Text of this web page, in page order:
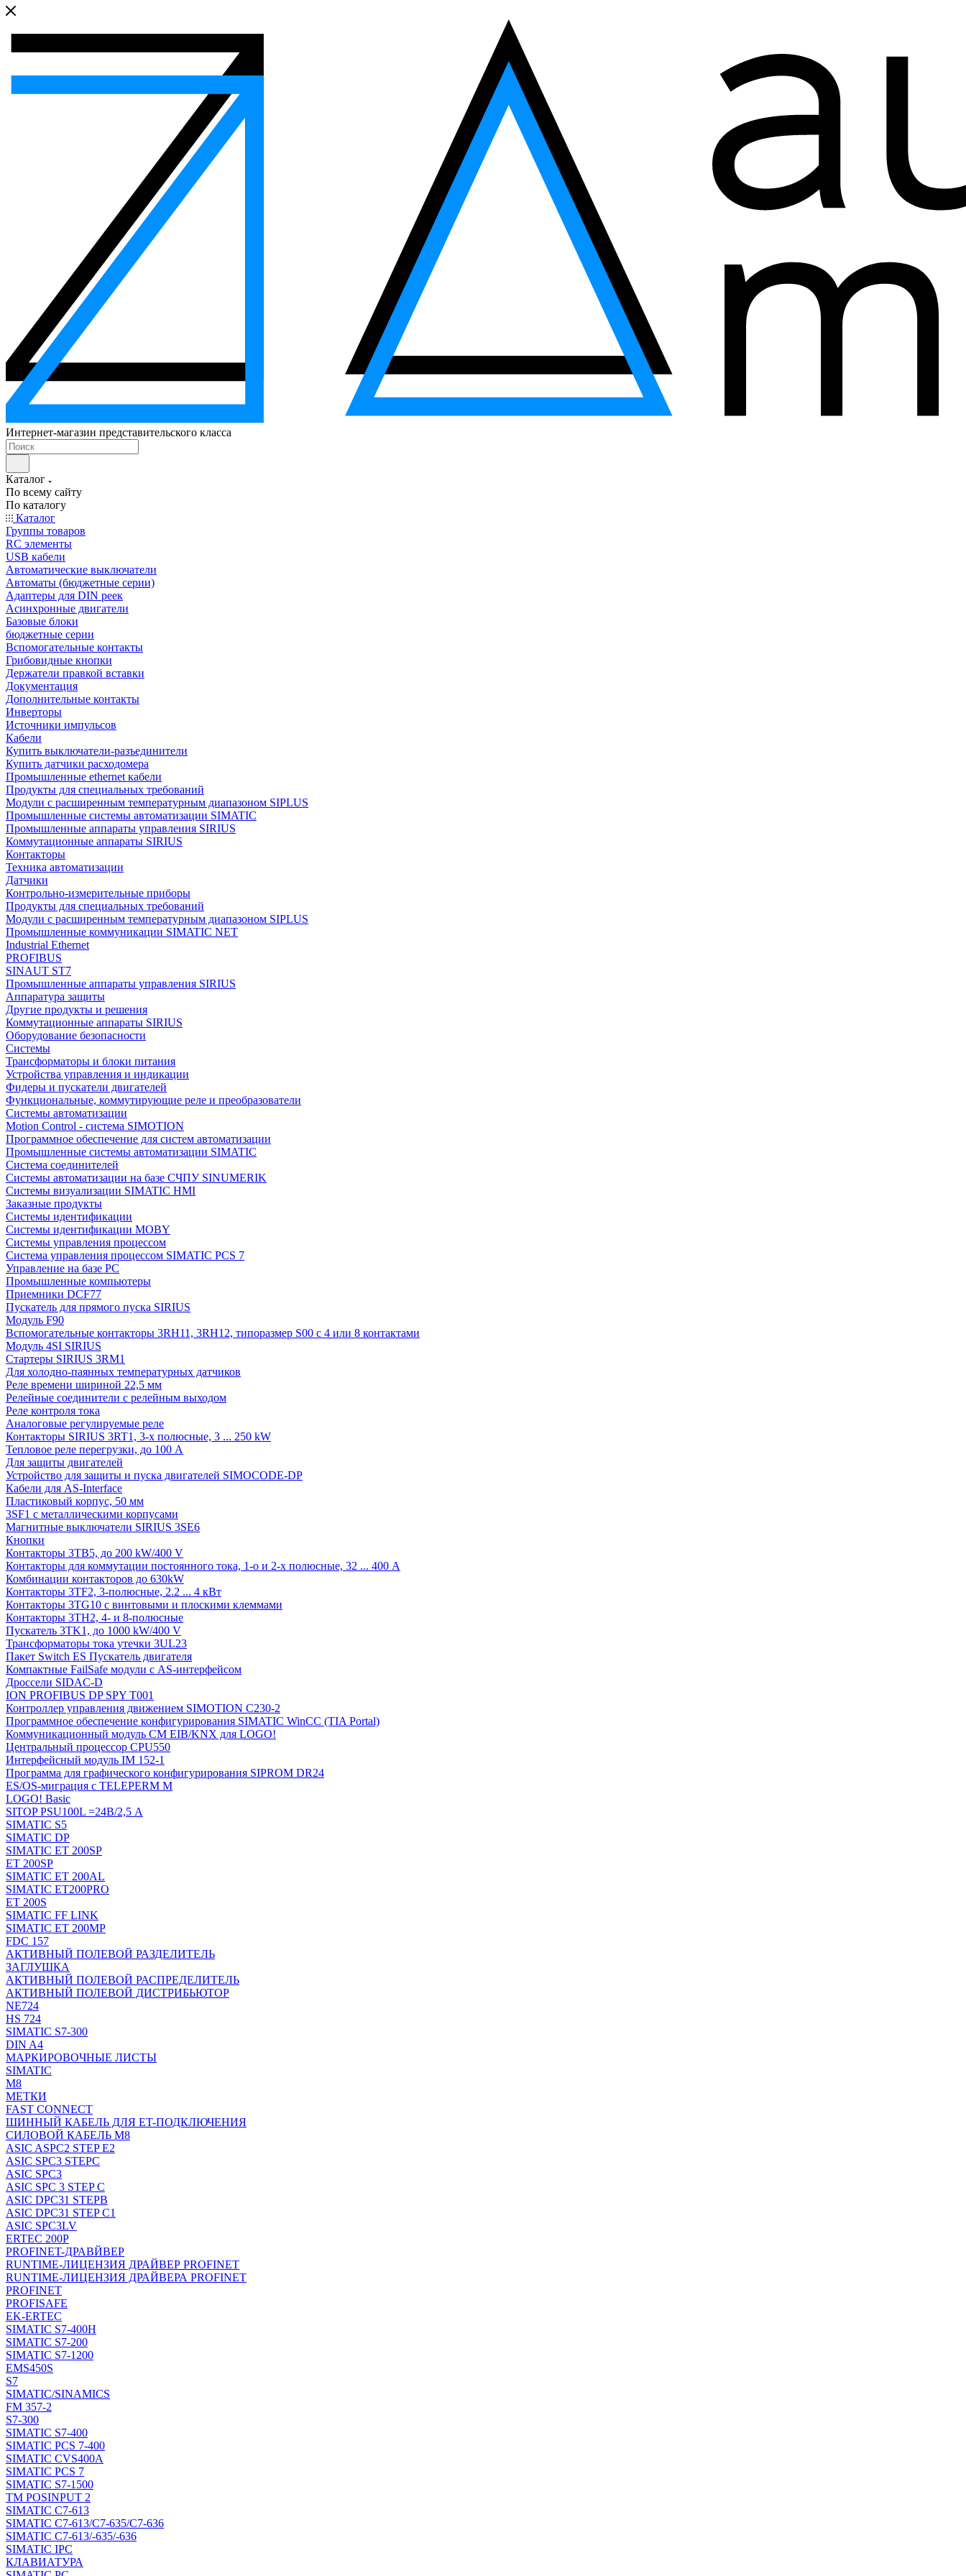
Интернет-магазин представительского класса
Каталог
По всему сайту
По каталогу
Каталог
Группы товаров
RC элементы
USB кабели
Автоматические выключатели
Автоматы (бюджетные серии)
Адаптеры для DIN реек
Асинхронные двигатели
Базовые блоки
бюджетные серии
Вспомогательные контакты
Грибовидные кнопки
Держатели правкой вставки
Документация
Дополнительные контакты
Инверторы
Источники импульсов
Кабели
Купить выключатели-разъединители
Купить датчики расходомера
Промышленные ethernet кабели
Продукты для специальных требований
Модули с расширенным температурным диапазоном SIPLUS
Промышленные системы автоматизации SIMATIC
Промышленные аппараты управления SIRIUS
Коммутационные аппараты SIRIUS
Контакторы
Техника автоматизации
Датчики
Контрольно-измерительные приборы
Продукты для специальных требований
Модули с расширенным температурным диапазоном SIPLUS
Промышленные коммуникации SIMATIC NET
Industrial Ethernet
PROFIBUS
SINAUT ST7
Промышленные аппараты управления SIRIUS
Аппаратура защиты
Другие продукты и решения
Коммутационные аппараты SIRIUS
Оборудование безопасности
Системы
Трансформаторы и блоки питания
Устройства управления и индикации
Фидеры и пускатели двигателей
Функциональные, коммутирующие реле и преобразователи
Системы автоматизации
Motion Control - система SIMOTION
Программное обеспечение для систем автоматизации
Промышленные системы автоматизации SIMATIC
Система соединителей
Системы автоматизации на базе СЧПУ SINUMERIK
Системы визуализации SIMATIC HMI
Заказные продукты
Системы идентификации
Системы идентификации MOBY
Системы управления процессом
Система управления процессом SIMATIC PCS 7
Управление на базе РС
Промышленные компьютеры
Приемники DCF77
Пускатель для прямого пуска SIRIUS
Модуль F90
Вспомогательные контакторы 3RH11, 3RH12, типоразмер S00 с 4 или 8 контактами
Модуль 4SI SIRIUS
Стартеры SIRIUS 3RM1
Для холодно-паянных температурных датчиков
Реле времени шириной 22,5 мм
Релейные соединители с релейным выходом
Реле контроля тока
Аналоговые регулируемые реле
Контакторы SIRIUS 3RT1, 3-х полюсные, 3 ... 250 kW
Тепловое реле перегрузки, до 100 A
Для защиты двигателей
Устройство для защиты и пуска двигателей SIMOCODE-DP
Кабели для AS-Interface
Пластиковый корпус, 50 мм
3SF1 с металлическими корпусами
Магнитные выключатели SIRIUS 3SE6
Кнопки
Контакторы 3TB5, до 200 kW/400 V
Контакторы для коммутации постоянного тока, 1-о и 2-х полюсные, 32 ... 400 A
Комбинации контакторов до 630kW
Контакторы 3TF2, 3-полюсные, 2.2 ... 4 кВт
Контакторы 3TG10 c винтовыми и плоскими клеммами
Контакторы 3TH2, 4- и 8-полюсные
Пускатель 3TK1, до 1000 kW/400 V
Трансформаторы тока утечки 3UL23
Пакет Switch ES Пускатель двигателя
Компактные FailSafe модули с AS-интерфейсом
Дроссели SIDAC-D
ION PROFIBUS DP SPY T001
Контроллер управления движением SIMOTION C230-2
Программное обеспечение конфигурирования SIMATIC WinCC (TIA Portal)
Коммуникационный модуль CM EIB/KNX для LOGO!
Центральный процессор CPU550
Интерфейсный модуль IM 152-1
Программа для графического конфигурирования SIPROM DR24
ES/OS-миграция с TELEPERM M
LOGO! Basic
SITOP PSU100L =24В/2,5 A
SIMATIC S5
SIMATIC DP
SIMATIC ET 200SP
ET 200SP
SIMATIC ET 200AL
SIMATIC ET200PRO
ET 200S
SIMATIC FF LINK
SIMATIC ET 200MP
FDC 157
АКТИВНЫЙ ПОЛЕВОЙ РАЗДЕЛИТЕЛЬ
ЗАГЛУШКА
АКТИВНЫЙ ПОЛЕВОЙ РАСПРЕДЕЛИТЕЛЬ
АКТИВНЫЙ ПОЛЕВОЙ ДИСТРИБЬЮТОР
NE724
HS 724
SIMATIC S7-300
DIN A4
МАРКИРОВОЧНЫЕ ЛИСТЫ
SIMATIC
M8
МЕТКИ
FAST CONNECT
ШИННЫЙ КАБЕЛЬ ДЛЯ ET-ПОДКЛЮЧЕНИЯ
СИЛОВОЙ КАБЕЛЬ M8
ASIC ASPC2 STEP E2
ASIC SPC3 STEPC
ASIC SPC3
ASIC SPC 3 STEP C
ASIC DPC31 STEPB
ASIC DPC31 STEP C1
ASIC SPC3LV
ERTEC 200P
PROFINET-ДРАВЙВЕР
RUNTIME-ЛИЦЕНЗИЯ ДРАЙВЕР PROFINET
RUNTIME-ЛИЦЕНЗИЯ ДРАЙВЕРА PROFINET
PROFINET
PROFISAFE
EK-ERTEC
SIMATIC S7-400H
SIMATIC S7-200
SIMATIC S7-1200
EMS450S
S7
SIMATIC/SINAMICS
FM 357-2
S7-300
SIMATIC S7-400
SIMATIC PCS 7-400
SIMATIC CVS400A
SIMATIC PCS 7
SIMATIC S7-1500
TM POSINPUT 2
SIMATIC C7-613
SIMATIC C7-613/C7-635/C7-636
SIMATIC C7-613/-635/-636
SIMATIC IPC
КЛАВИАТУРА